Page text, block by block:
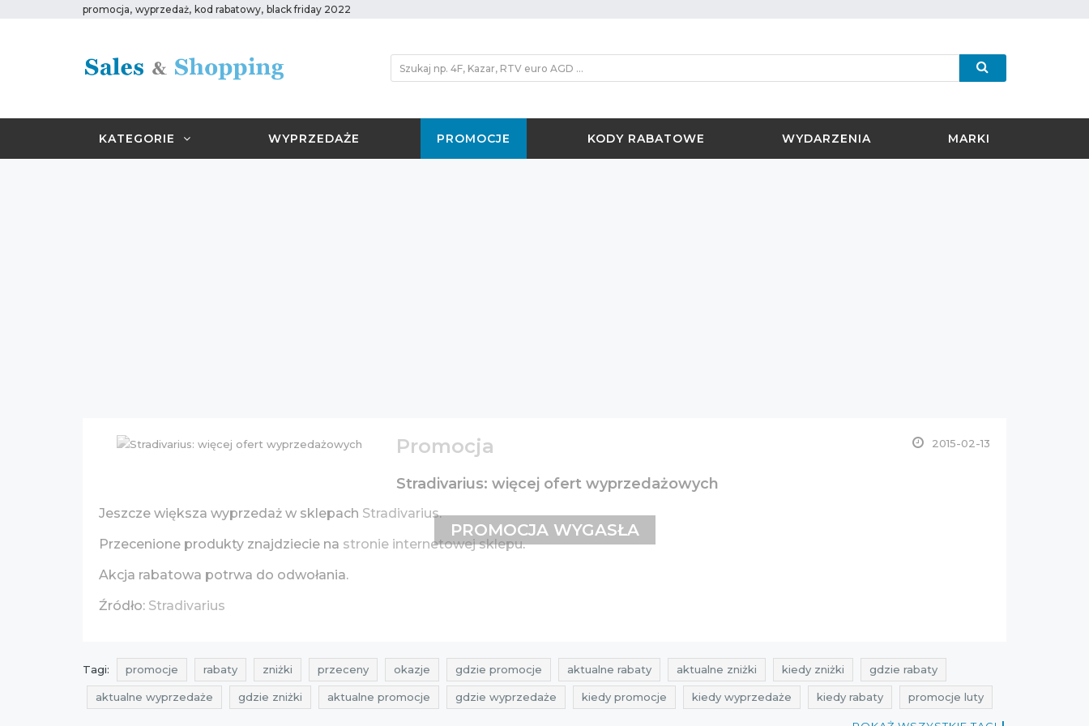
promocja, wyprzedaż, kod rabatowy, black friday 2022
KATEGORIE WYPRZEDAŻE PROMOCJE KODY RABATOWE WYDARZENIA MARKI
Promocja 2015-02-13
Stradivarius: więcej ofert wyprzedażowych
Jeszcze większa wyprzedaż w sklepach Stradivarius.
Przecenione produkty znajdziecie na stronie internetowej sklepu.
Akcja rabatowa potrwa do odwołania.
Źródło: Stradivarius
PROMOCJA WYGASŁA
Tagi: promocje rabaty zniżki przeceny okazje gdzie promocje aktualne rabaty aktualne zniżki kiedy zniżki gdzie rabaty
aktualne wyprzedaże gdzie zniżki aktualne promocje gdzie wyprzedaże kiedy promocje kiedy wyprzedaże kiedy rabaty promocje luty